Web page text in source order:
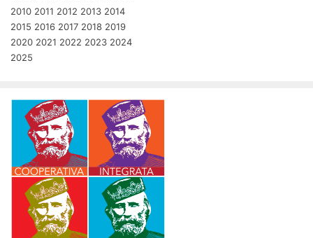
2010 2011 2012 2013 2014
2015 2016 2017 2018 2019
2020 2021 2022 2023 2024
2025